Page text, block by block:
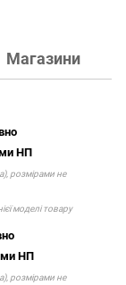
Магазини
НП
розмірами не
моделі товару
НП
розмірами не